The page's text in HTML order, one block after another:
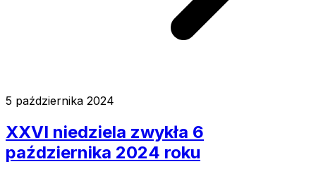
5 października 2024
XXVI niedziela zwykła 6
października 2024 roku